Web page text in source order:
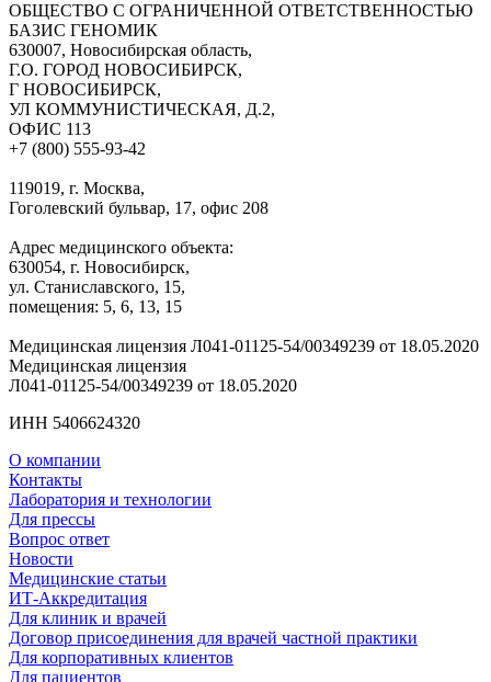
ОБЩЕСТВО С ОГРАНИЧЕННОЙ ОТВЕТСТВЕННОСТЬЮ
БАЗИС ГЕНОМИК
630007, Новосибирская область,
Г.О. ГОРОД НОВОСИБИРСК,
Г НОВОСИБИРСК,
УЛ КОММУНИСТИЧЕСКАЯ, Д.2,
ОФИС 113
+7 (800) 555-93-42
119019, г. Москва,
Гоголевский бульвар, 17, офис 208
Адрес медицинского объекта:
630054, г. Новосибирск,
ул. Станиславского, 15,
помещения: 5, 6, 13, 15
Медицинская лицензия Л041-01125-54/00349239 от 18.05.2020
Медицинская лицензия
Л041-01125-54/00349239 от 18.05.2020
ИНН 5406624320
О компании
Контакты
Лаборатория и технологии
Для прессы
Вопрос ответ
Новости
Медицинские статьи
ИТ-Аккредитация
Для клиник и врачей
Договор присоединения для врачей частной практики
Для корпоративных клиентов
Для пациентов